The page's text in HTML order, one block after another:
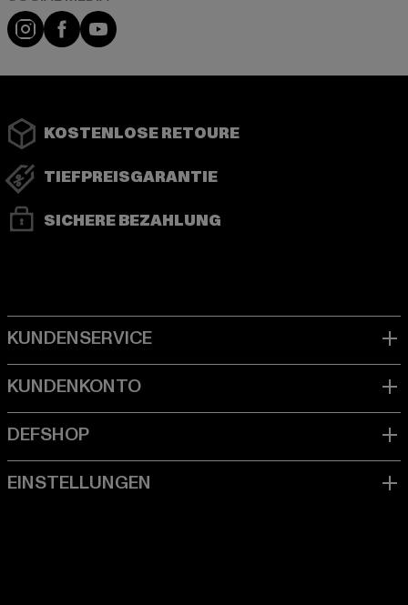
Instagram
FacebookYouTube
KOSTENLOSE RETOURE
TIEFPREISGARANTIE
SICHERE BEZAHLUNG